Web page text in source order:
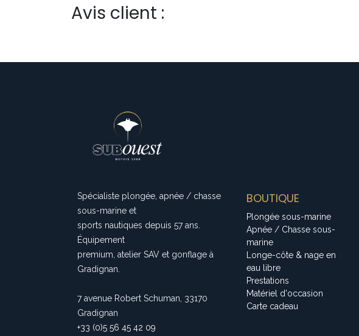
Avis client :
Spécialiste plongée, apnée / chasse
sous-marine et
sports nautiques depuis 57 ans.
Équipement
premium, atelier SAV et gonflage à
Gradignan.
7 avenue Robert Schuman, 33170
Gradignan
+33 (0)5 56 45 42 09
BOUTIQUE
Plongée sous-marine
Apnée / Chasse sous-
marine
Longe-côte & nage en
eau libre
Prestations
Matériel d'occasion
Carte cadeau